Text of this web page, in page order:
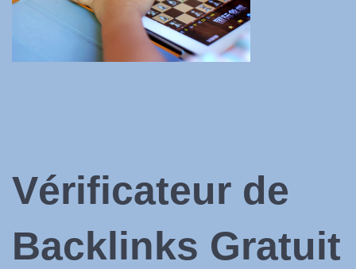
Vérificateur de
Backlinks Gratuit